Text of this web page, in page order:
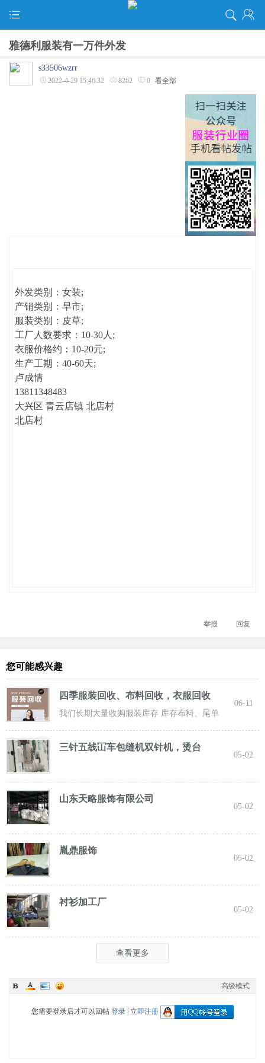
雅德利服装有一万件外发
s33506wzrr
2022-4-29 15:46:32 8262 0 看全部
外发类别：女装;
产销类别：早市;
服装类别：皮草;
工厂人数要求：10-30人;
衣服价格约：10-20元;
生产工期：40-60天;
卢成情
13811348483
大兴区 青云店镇 北店村
北店村
回复
举报
您可能感兴趣
四季服装回收、布料回收，衣服回收
我们长期大量收购服装库存 库存布料、尾单
服装，专业诚信共赢， 实力雄厚 ！ 长期面向
06-11
三针五线冚车包缝机双针机，烫台
05-02
山东天略服饰有限公司
05-02
胤鼎服饰
05-02
衬衫加工厂
05-02
查看更多
高级模式
您需要登录后才可以回帖 登录 立即注册